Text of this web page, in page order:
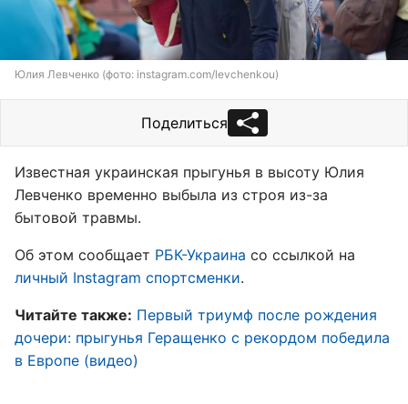
Юлия Левченко (фото: instagram.com/levchenkou)
Поделиться
Известная украинская прыгунья в высоту Юлия
Левченко временно выбыла из строя из-за
бытовой травмы.
Об этом сообщает РБК-Украина со ссылкой на
личный Instagram спортсменки.
Читайте также: Первый триумф после рождения
дочери: прыгунья Геращенко с рекордом победила
в Европе (видео)